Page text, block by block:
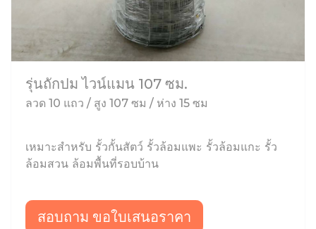
รุ่นถักปม ไวน์แมน 107 ซม.
ลวด 10 แถว / สูง 107 ซม / ห่าง 15 ซม
เหมาะสำหรับ รั้วกั้นสัตว์ รั้วล้อมแพะ รั้วล้อมแกะ รั้ว
ล้อมสวน ล้อมพื้นที่รอบบ้าน
สอบถาม ขอใบเสนอราคา